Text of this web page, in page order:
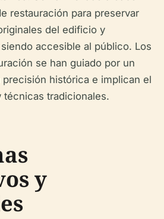
restauración para preservar
del edificio y
accesible al público. Los
se han guiado por un
histórica e implican el
técnicas tradicionales.
y